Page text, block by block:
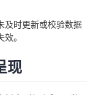
及时更新或校验数据
。
现